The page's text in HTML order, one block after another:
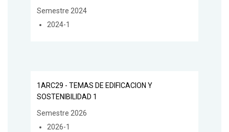
Semestre 2024
2024-1
1ARC29 - TEMAS DE EDIFICACION Y
SOSTENIBILIDAD 1
Semestre 2026
2026-1